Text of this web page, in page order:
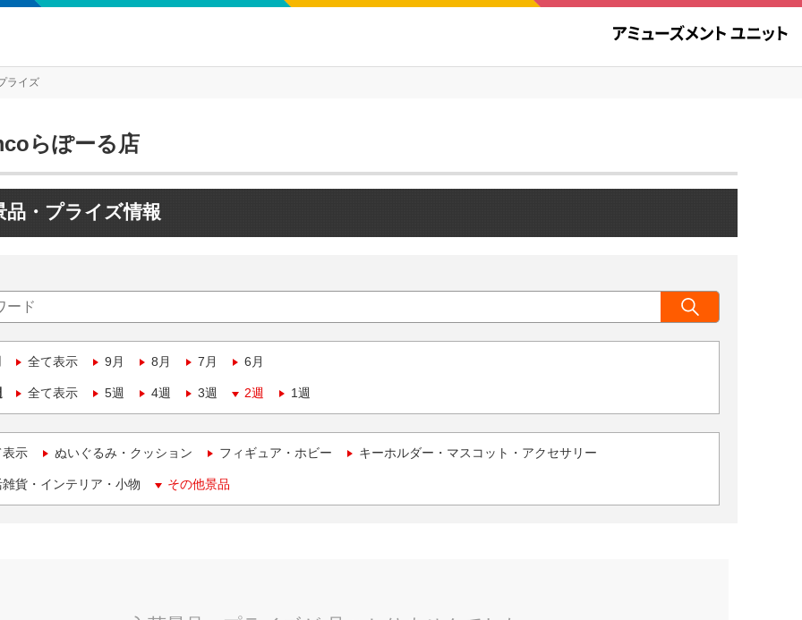
ライズ
らぽーる店
品・プライズ情報
全て表示 9月 8月 7月 6月
全て表示 5週 4週 3週 2週 1週
表示 ぬいぐるみ・クッション フィギュア・ホビー キーホルダー・マスコット・アクセサリー
貨・インテリア・小物 その他景品